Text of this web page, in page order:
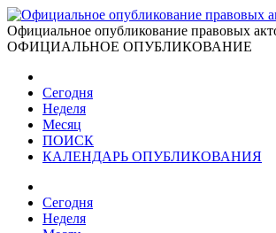
Официальное опубликование правовых
ОФИЦИАЛЬНОЕ ОПУБЛИКОВАНИЕ
Сегодня
Неделя
Месяц
ПОИСК
КАЛЕНДАРЬ ОПУБЛИКОВАНИЯ
Сегодня
Неделя